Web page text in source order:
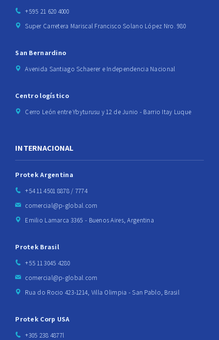
+595 21 620 4000
Super Carretera Mariscal Francisco Solano López Nro. 980
San Bernardino
Avenida Santiago Schaerer e Independencia Nacional
Centro logístico
Cerro León entre Ybyturusu y 12 de Junio - Barrio Itay Luque
INTERNACIONAL
Protek Argentina
+54 11 4501 8878 / 7774
comercial@p-global.com
Emilio Lamarca 3365 - Buenos Aires, Argentina
Protek Brasil
+55 11 3045 4280
comercial@p-global.com
Rua do Rocio 423-1214, Villa Olimpia - San Pablo, Brasil
Protek Corp USA
+305 238 4877l